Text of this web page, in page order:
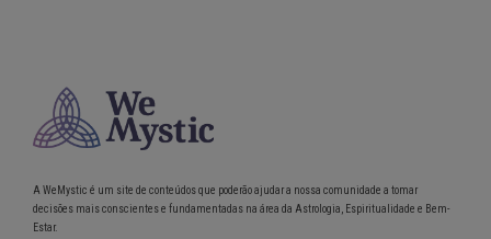
A WeMystic é um site de conteúdos que poderão ajudar a nossa comunidade a tomar
decisões mais conscientes e fundamentadas na área da Astrologia, Espiritualidade e Bem-
Estar.